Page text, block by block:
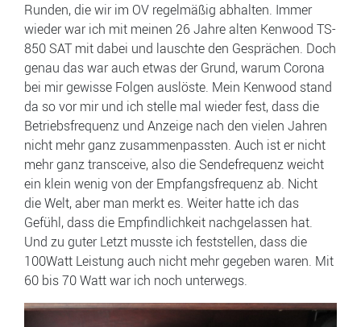
Runden, die wir im OV regelmäßig abhalten. Immer
wieder war ich mit meinen 26 Jahre alten Kenwood TS-
850 SAT mit dabei und lauschte den Gesprächen. Doch
genau das war auch etwas der Grund, warum Corona
bei mir gewisse Folgen auslöste. Mein Kenwood stand
da so vor mir und ich stelle mal wieder fest, dass die
Betriebsfrequenz und Anzeige nach den vielen Jahren
nicht mehr ganz zusammenpassten. Auch ist er nicht
mehr ganz transceive, also die Sendefrequenz weicht
ein klein wenig von der Empfangsfrequenz ab. Nicht
die Welt, aber man merkt es. Weiter hatte ich das
Gefühl, dass die Empfindlichkeit nachgelassen hat.
Und zu guter Letzt musste ich feststellen, dass die
100Watt Leistung auch nicht mehr gegeben waren. Mit
60 bis 70 Watt war ich noch unterwegs.